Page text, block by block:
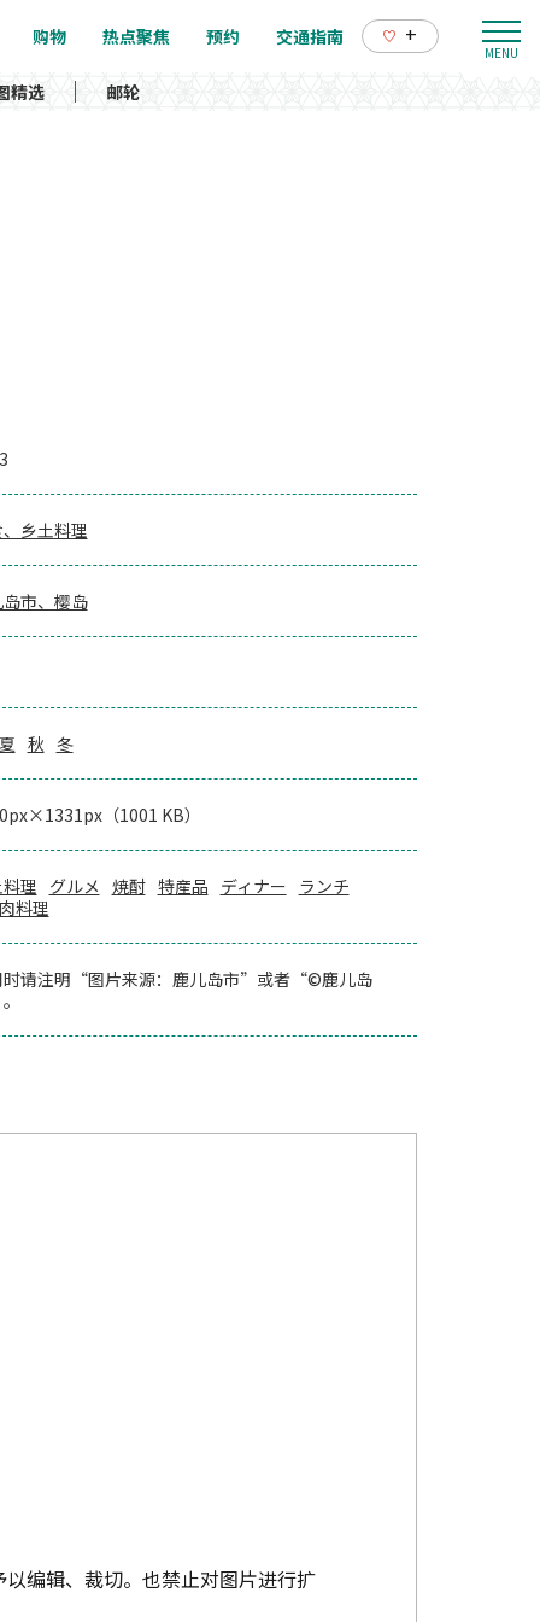
购物 热点聚焦 预约 交通指南 +
精选 邮轮
乡土料理
市、樱岛
夏 秋 冬
（1001 KB）
理 グルメ 焼酎 特産品 ディナー ランチ
料理
时请注明“图片来源：鹿儿岛市”或者“©鹿儿岛
编辑、裁切。也禁止对图片进行扩